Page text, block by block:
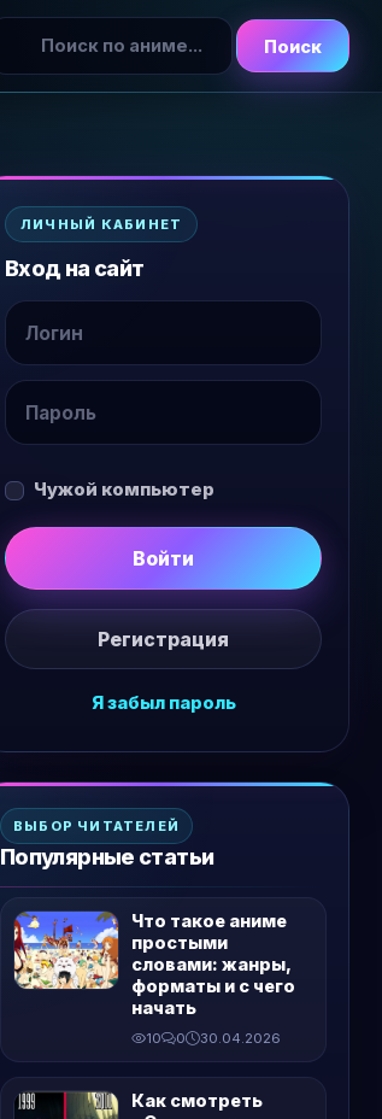
Поиск
ЛИЧНЫЙ КАБИНЕТ
Вход на сайт
Чужой компьютер
Войти
Регистрация
Я забыл пароль
ВЫБОР ЧИТАТЕЛЕЙ
Популярные статьи
Что такое аниме
простыми
словами: жанры,
форматы и с чего
начать
10 0 30.04.2026
Как смотреть